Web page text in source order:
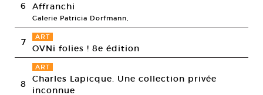
6 Affranchi
Galerie Patricia Dorfmann,
7 ART
OVNi folies ! 8e édition
8
ART
Charles Lapicque. Une collection privée
inconnue